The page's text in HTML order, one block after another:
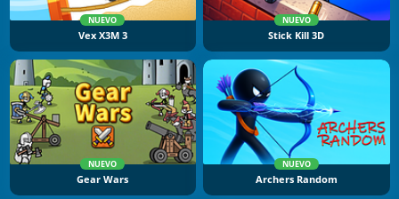
NUEVO
Vex X3M 3
NUEVO
Stick Kill 3D
NUEVO
Gear Wars
NUEVO
Archers Random